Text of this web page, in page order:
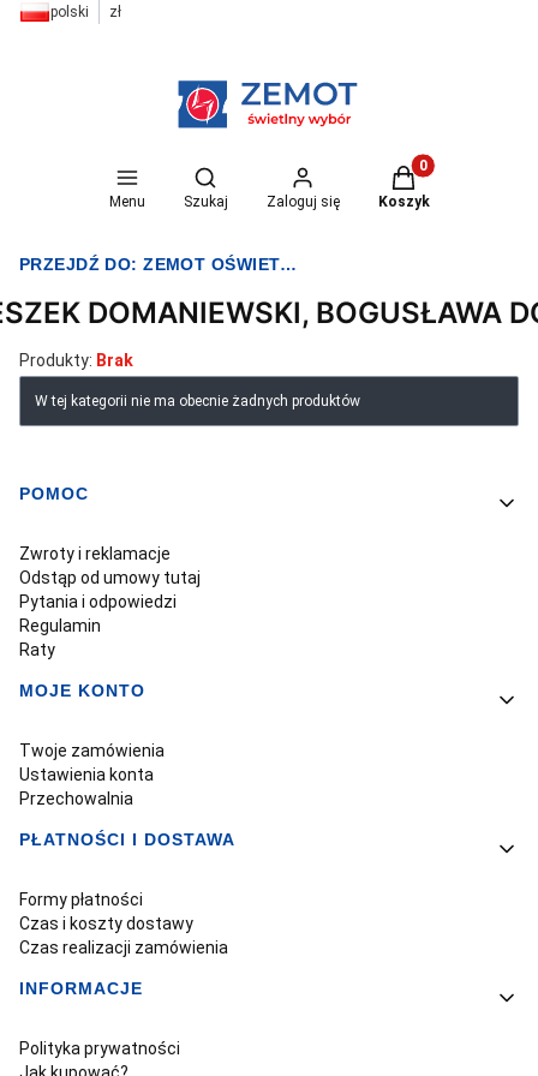
polski zł
Menu
Otwórz wyszukiwarkę
Szukaj Zaloguj się
Produkty w
Koszyk
PRZEJDŹ DO:ZEMOT OŚWIETLENIE I ELEKTRYKA
DOMANIEWSKI, BOGUSŁAWA
Produkty: Brak
Lista produktów
W tej kategorii nie ma obecnie żadnych produktów
Linki w stopce
POMOC
Zwroty i reklamacje
Odstąp od umowy tutaj
Pytania i odpowiedzi
Regulamin
Raty
MOJE KONTO
Twoje zamówienia
Ustawienia konta
Przechowalnia
PŁATNOŚCI I DOSTAWA
Formy płatności
Czas i koszty dostawy
Czas realizacji zamówienia
INFORMACJE
Polityka prywatności